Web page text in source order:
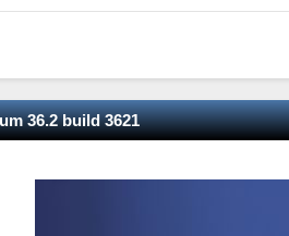
36.2 build 3621